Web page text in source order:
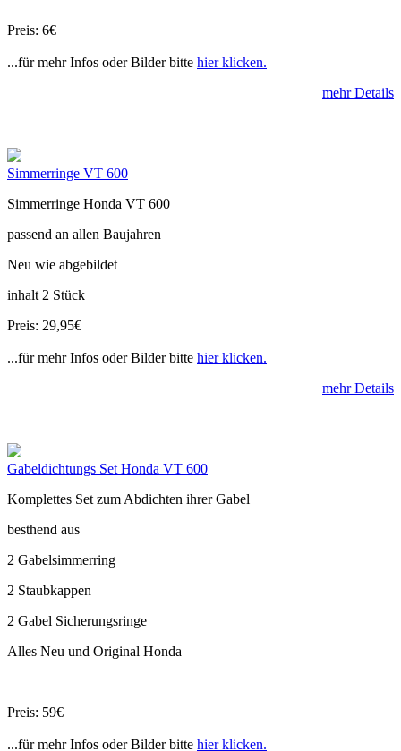
Preis: 6€
...für mehr Infos oder Bilder bitte hier klicken.
mehr Details
Simmerringe VT 600
Simmerringe Honda VT 600
passend an allen Baujahren
Neu wie abgebildet
inhalt 2 Stück
Preis: 29,95€
...für mehr Infos oder Bilder bitte hier klicken.
mehr Details
Gabeldichtungs Set Honda VT 600
Komplettes Set zum Abdichten ihrer Gabel
besthend aus
2 Gabelsimmerring
2 Staubkappen
2 Gabel Sicherungsringe
Alles Neu und Original Honda
Preis: 59€
...für mehr Infos oder Bilder bitte hier klicken.